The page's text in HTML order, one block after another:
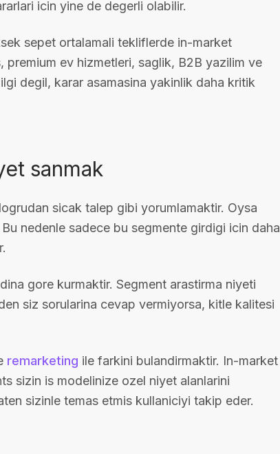
icin yine de degerli olabilir.
sepet ortalamali tekliflerde in-market
premium ev hizmetleri, saglik, B2B yazilim ve
degil, karar asamasina yakinlik daha kritik
sanmak
sicak talep gibi yorumlamaktir. Oysa
nedenle sadece bu segmente girdigi icin daha
gore kurmaktir. Segment arastirma niyeti
siz sorularina cevap vermiyorsa, kitle kalitesi
remarketing ile farkini bulandirmaktir. In-market
sizin is modelinize ozel niyet alanlarini
sizinle temas etmis kullaniciyi takip eder.